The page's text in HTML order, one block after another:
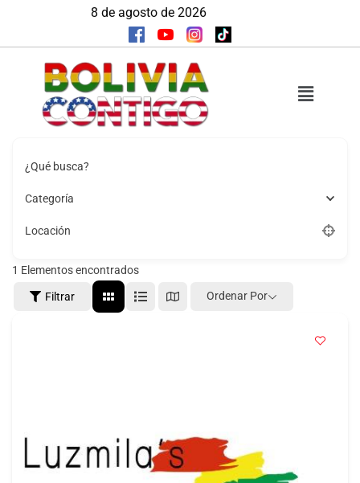
8 de agosto de 2026
¿Qué busca?
Categoría
Locación
1 Elementos encontrados
Filtrar Ordenar Por